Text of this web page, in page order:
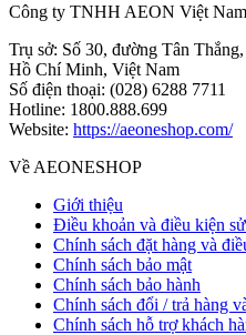
Công ty TNHH AEON Việt Nam
Trụ sở: Số 30, đường Tân
Hồ Chí Minh, Việt Nam
Số điện thoại: (028) 6288 7711
Hotline: 1800.888.699
Website: https://aeoneshop.com/
Về AEONESHOP
Giới thiệu
Điều khoản và điều kiện
Chính sách đặt hàng và
Chính sách bảo mật
Chính sách bảo hành
Chính sách đổi / trả hàng
Chính sách hỗ trợ khách